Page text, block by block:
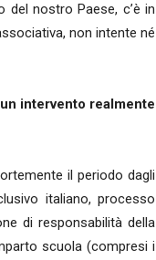
del nostro Paese, c’è in
non intente né
intervento realmente
il periodo dagli
italiano, processo
di responsabilità della
scuola (compresi i